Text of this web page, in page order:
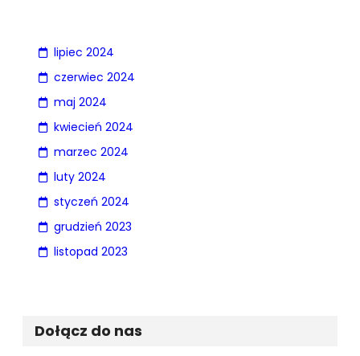
lipiec 2024
czerwiec 2024
maj 2024
kwiecień 2024
marzec 2024
luty 2024
styczeń 2024
grudzień 2023
listopad 2023
Dołącz do nas